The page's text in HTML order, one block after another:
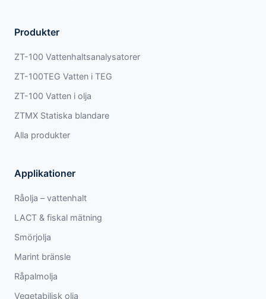
Produkter
ZT-100 Vattenhaltsanalysatorer
ZT-100TEG Vatten i TEG
ZT-100 Vatten i olja
ZTMX Statiska blandare
Alla produkter
Applikationer
Råolja – vattenhalt
LACT & fiskal mätning
Smörjolja
Marint bränsle
Råpalmolja
Vegetabilisk olja